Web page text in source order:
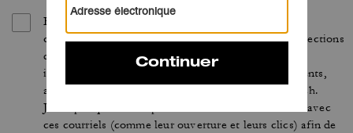
En vous inscrivant, vous acceptez de recevoir des
courriels personnalisés concernant les dernières collections
de Coach, ses offres et nouveautés, ainsi que des
informations sur la façon de participer aux événements,
aux concours ou aux promotions organisés par Coach.
J’accepte que Coach puisse suivre mes interactions avec
ces courriels (comme leur ouverture et leurs clics) afin de